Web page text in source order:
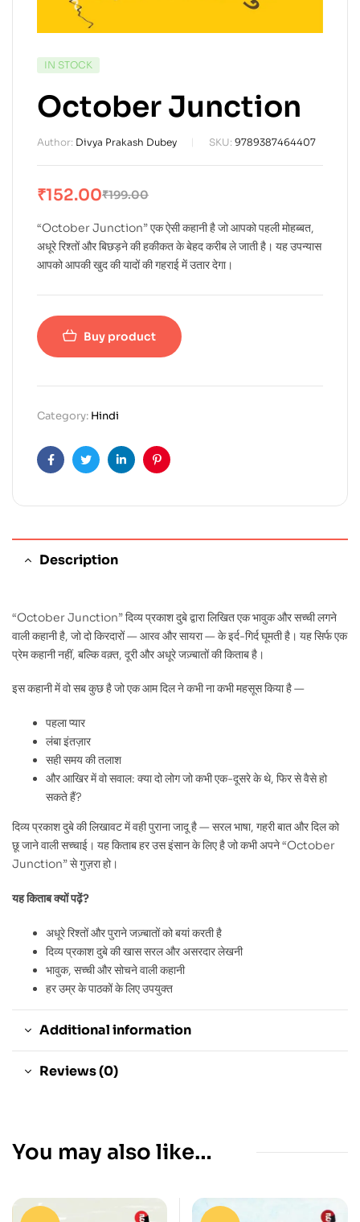
IN STOCK
October Junction
Author: Divya Prakash Dubey SKU: 9789387464407
₹199.00
₹152.00
“October Junction” एक ऐसी कहानी है जो आपको पहली मोहब्बत,
अधूरे रिश्तों और बिछड़ने की हकीकत के बेहद करीब ले जाती है। यह उपन्यास
आपको आपकी खुद की यादों की गहराई में उतार देगा।
Buy product
Category: Hindi
FacebookTwitterLinkedinPinterest
Description
“October Junction” दिव्य प्रकाश दुबे द्वारा लिखित एक भावुक और सच्ची लगने
वाली कहानी है, जो दो किरदारों — आरव और सायरा — के इर्द-गिर्द घूमती है। यह सिर्फ एक
प्रेम कहानी नहीं, बल्कि वक़्त, दूरी और अधूरे जज़्बातों की किताब है।
इस कहानी में वो सब कुछ है जो एक आम दिल ने कभी ना कभी महसूस किया है —
पहला प्यार
लंबा इंतज़ार
सही समय की तलाश
और आखिर में वो सवाल: क्या दो लोग जो कभी एक-दूसरे के थे, फिर से वैसे हो
सकते हैं?
दिव्य प्रकाश दुबे की लिखावट में वही पुराना जादू है — सरल भाषा, गहरी बात और दिल को
छू जाने वाली सच्चाई। यह किताब हर उस इंसान के लिए है जो कभी अपने “October
Junction” से गुज़रा हो।
यह किताब क्यों पढ़ें?
अधूरे रिश्तों और पुराने जज़्बातों को बयां करती है
दिव्य प्रकाश दुबे की खास सरल और असरदार लेखनी
भावुक, सच्ची और सोचने वाली कहानी
हर उम्र के पाठकों के लिए उपयुक्त
Additional information
Reviews (0)
You may also like…